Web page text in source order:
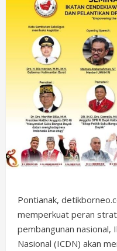
Pontianak,
memperkuat peran
pembangunan nasional,
Nasional (ICDN) akan